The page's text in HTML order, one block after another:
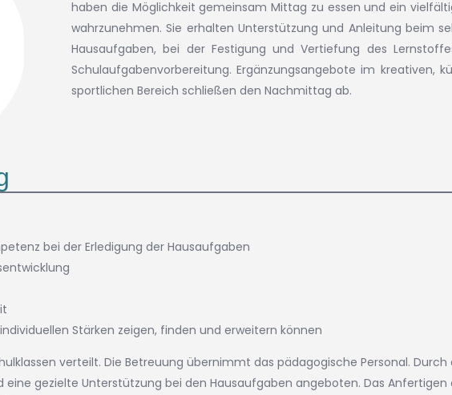
haben die Möglichkeit gemeinsam Mittag zu essen und ein
wahrzunehmen. Sie erhalten Unterstützung und Anleitung beim
Hausaufgaben, bei der Festigung und Vertiefung des
Schulaufgabenvorbereitung. Ergänzungsangebote im kreativen,
sportlichen Bereich schließen den Nachmittag ab.
bei der Erledigung der Hausaufgaben
Stärken zeigen, finden und erweitern können
verteilt. Die Betreuung übernimmt das pädagogische Personal. Durch
eine gezielte Unterstützung bei den Hausaufgaben angeboten. Das